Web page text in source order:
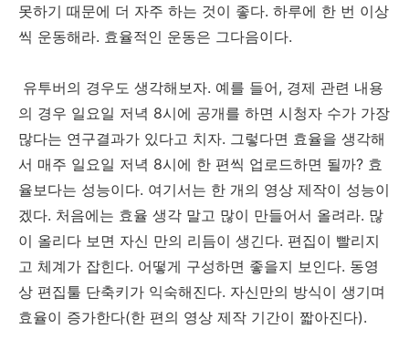
못하기 때문에 더 자주 하는 것이 좋다. 하루에 한 번 이상
씩 운동해라. 효율적인 운동은 그다음이다.
유투버의 경우도 생각해보자. 예를 들어, 경제 관련 내용
의 경우 일요일 저녁 8시에 공개를 하면 시청자 수가 가장
많다는 연구결과가 있다고 치자. 그렇다면 효율을 생각해
서 매주 일요일 저녁 8시에 한 편씩 업로드하면 될까? 효
율보다는 성능이다. 여기서는 한 개의 영상 제작이 성능이
겠다. 처음에는 효율 생각 말고 많이 만들어서 올려라. 많
이 올리다 보면 자신 만의 리듬이 생긴다. 편집이 빨리지
고 체계가 잡힌다. 어떻게 구성하면 좋을지 보인다. 동영
상 편집툴 단축키가 익숙해진다. 자신만의 방식이 생기며
효율이 증가한다(한 편의 영상 제작 기간이 짧아진다).